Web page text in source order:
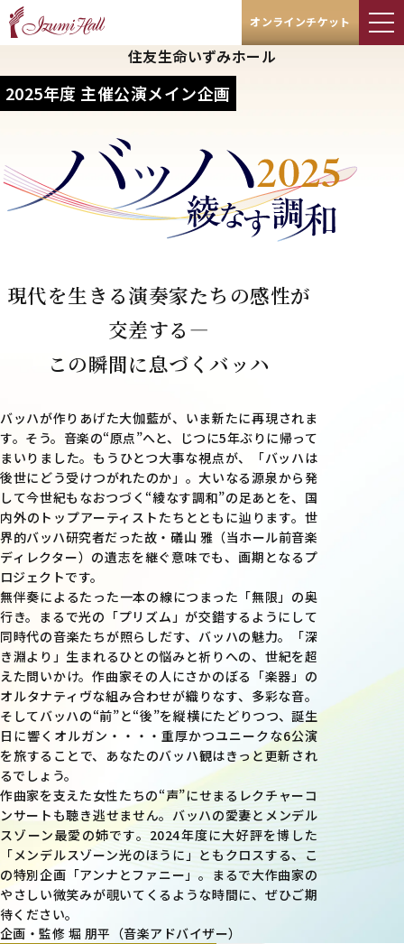
オンラインチケット
住友生命いずみホール
2025年度 主催公演メイン企画
現代を生きる演奏家たちの感性が
交差する―
この瞬間に息づくバッハ
バッハが作りあげた大伽藍が、いま新たに再現されま
す。そう。音楽の“原点”へと、じつに5年ぶりに帰って
まいりました。もうひとつ大事な視点が、「バッハは
後世にどう受けつがれたのか」。大いなる源泉から発
して今世紀もなおつづく“綾なす調和”の足あとを、国
内外のトップアーティストたちとともに辿ります。世
界的バッハ研究者だった故・礒山 雅（当ホール前音楽
ディレクター）の遺志を継ぐ意味でも、画期となるプ
ロジェクトです。
無伴奏によるたった一本の線につまった「無限」の奥
行き。まるで光の「プリズム」が交錯するようにして
同時代の音楽たちが照らしだす、バッハの魅力。「深
き淵より」生まれるひとの悩みと祈りへの、世紀を超
えた問いかけ。作曲家その人にさかのぼる「楽器」の
オルタナティヴな組み合わせが織りなす、多彩な音。
そしてバッハの“前”と“後”を縦横にたどりつつ、誕生
日に響くオルガン・・・・重厚かつユニークな6公演
を旅することで、あなたのバッハ観はきっと更新され
るでしょう。
作曲家を支えた女性たちの“声”にせまるレクチャーコ
ンサートも聴き逃せません。バッハの愛妻とメンデル
スゾーン最愛の姉です。2024年度に大好評を博した
「メンデルスゾーン――光のほうに」ともクロスする、こ
の特別企画「アンナとファニー」。まるで大作曲家の
やさしい微笑みが覗いてくるような時間に、ぜひご期
待ください。
企画・監修 堀 朋平（音楽アドバイザー）